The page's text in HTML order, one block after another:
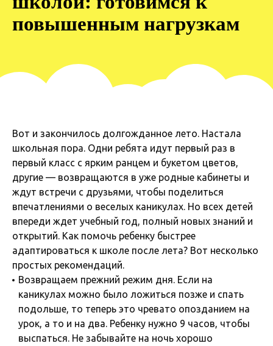
повышенным нагрузкам
Вот и закончилось долгожданное лето. Настала
школьная пора. Одни ребята идут первый раз в
первый класс с ярким ранцем и букетом цветов,
другие — возвращаются в уже родные кабинеты и
ждут встречи с друзьями, чтобы поделиться
впечатлениями о веселых каникулах. Но всех детей
впереди ждет учебный год, полный новых знаний и
открытий. Как помочь ребенку быстрее
адаптироваться к школе после лета? Вот несколько
простых рекомендаций.
Возвращаем прежний режим дня. Если на
каникулах можно было ложиться позже и спать
подольше, то теперь это чревато опозданием на
урок, а то и на два. Ребенку нужно 9 часов, чтобы
выспаться. Не забывайте на ночь хорошо